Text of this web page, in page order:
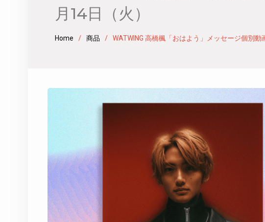
月14日（火）
Home 商品 WATWING 高橋楓「おはよう」メッセージ個別動